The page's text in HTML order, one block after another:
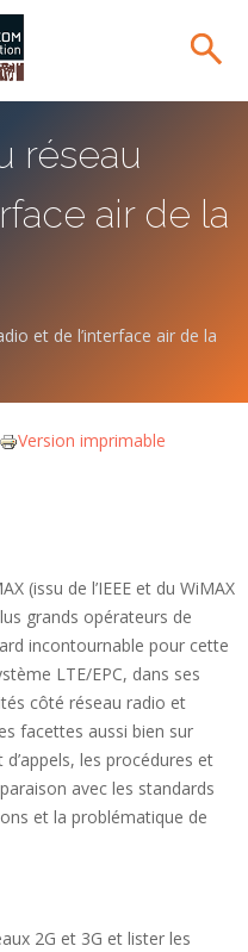
réseau
air de la
et de l’interface air de la
Version imprimable
(issu de l’IEEE et du WiMAX
grands opérateurs de
incontournable pour cette
LTE/EPC, dans ses
côté réseau radio et
facettes aussi bien sur
d’appels, les procédures et
avec les standards
et la problématique de
2G et 3G et lister les